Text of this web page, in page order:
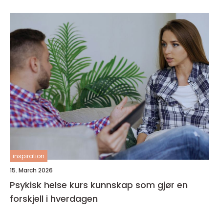
inspiration
15. March 2026
Psykisk helse kurs kunnskap som gjør en
forskjell i hverdagen